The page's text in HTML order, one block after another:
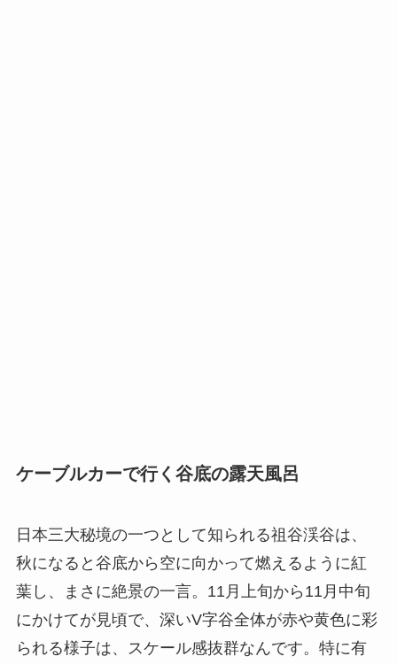
ケーブルカーで行く谷底の露天風呂
日本三大秘境の一つとして知られる祖谷渓谷は、
秋になると谷底から空に向かって燃えるように紅
葉し、まさに絶景の一言。11月上旬から11月中旬
にかけてが見頃で、深いV字谷全体が赤や黄色に彩
られる様子は、スケール感抜群なんです。特に有